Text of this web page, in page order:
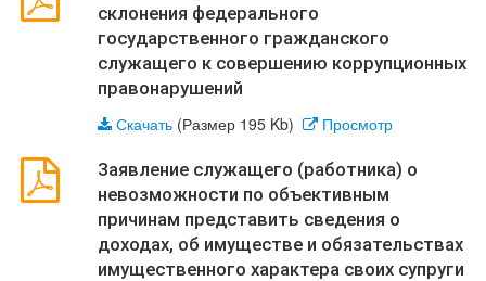
склонения федерального
государственного гражданского
служащего к совершению коррупционных
правонарушений
Скачать(Размер 195 Kb) Просмотр
Заявление служащего (работника) о
невозможности по объективным
причинам представить сведения о
доходах, об имуществе и обязательствах
имущественного характера своих супруги